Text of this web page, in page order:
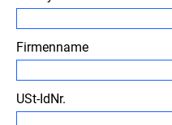
Firmenname
USt-IdNr.